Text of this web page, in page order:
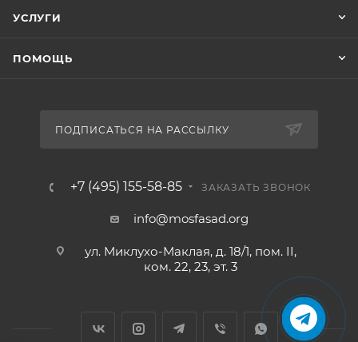
УСЛУГИ
ПОМОЩЬ
ПОДПИСАТЬСЯ НА РАССЫЛКУ
+7 (495) 155-58-85 ЗАКАЗАТЬ ЗВОНОК
info@mosfasad.org
ул. Миклухо-Маклая, д. 18/1, пом. II,
ком. 22, 23, эт. 3